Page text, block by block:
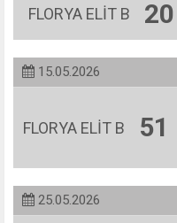
FLORYA ELİT B 20
15.05.2026
FLORYA ELİT B 51
25.05.2026